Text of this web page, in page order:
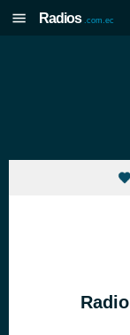
Radios .com.ec